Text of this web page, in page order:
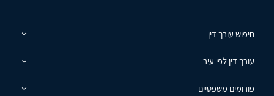
חיפוש עורך דין
עורך דין לפי עיר
פורומים משפטיים